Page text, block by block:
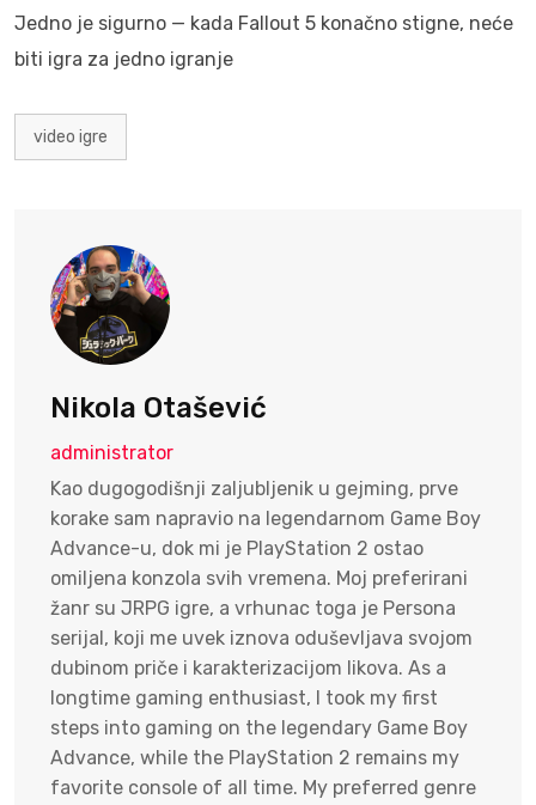
Jedno je sigurno — kada Fallout 5 konačno stigne, neće
biti igra za jedno igranje
video igre
Nikola Otašević
administrator
Kao dugogodišnji zaljubljenik u gejming, prve
korake sam napravio na legendarnom Game Boy
Advance-u, dok mi je PlayStation 2 ostao
omiljena konzola svih vremena. Moj preferirani
žanr su JRPG igre, a vrhunac toga je Persona
serijal, koji me uvek iznova oduševljava svojom
dubinom priče i karakterizacijom likova. As a
longtime gaming enthusiast, I took my first
steps into gaming on the legendary Game Boy
Advance, while the PlayStation 2 remains my
favorite console of all time. My preferred genre